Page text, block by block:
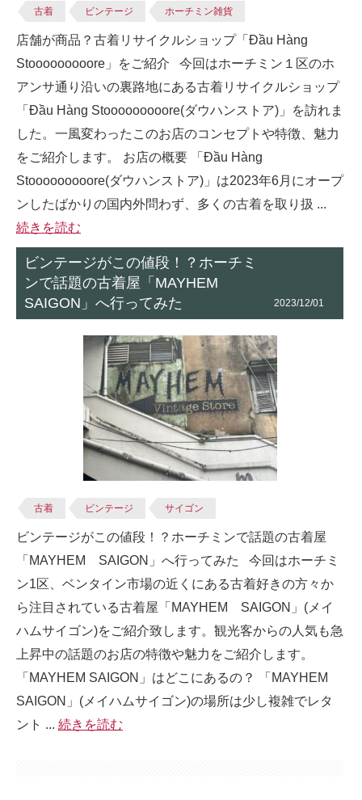
古着 ビンテージ ホーチミン雑貨
店舗が商品？古着リサイクルショップ「Đầu Hàng
Stooooooooore」をご紹介 今回はホーチミン１区のホ
アンサ通り沿いの裏路地にある古着リサイクルショップ
「Đầu Hàng Stooooooooore(ダウハンストア)」を訪れま
した。一風変わったこのお店のコンセプトや特徴、魅力
をご紹介します。 お店の概要 「Đầu Hàng
Stooooooooore(ダウハンストア)」は2023年6月にオープ
ンしたばかりの国内外問わず、多くの古着を取り扱 ...
続きを読む
ビンテージがこの値段！？ホーチミ
ンで話題の古着屋「MAYHEM
SAIGON」へ行ってみた
2023/12/01
古着 ビンテージ サイゴン
ビンテージがこの値段！？ホーチミンで話題の古着屋
「MAYHEM SAIGON」へ行ってみた 今回はホーチミ
ン1区、ベンタイン市場の近くにある古着好きの方々か
ら注目されている古着屋「MAYHEM SAIGON」(メイ
ハムサイゴン)をご紹介致します。観光客からの人気も急
上昇中の話題のお店の特徴や魅力をご紹介します。
「MAYHEM SAIGON」はどこにあるの？ 「MAYHEM
SAIGON」(メイハムサイゴン)の場所は少し複雑でレタ
ント ... 続きを読む